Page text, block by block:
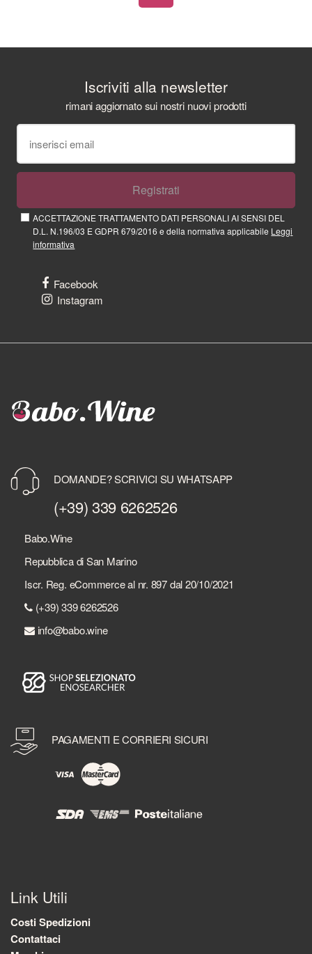
Iscriviti alla newsletter
rimani aggiornato sui nostri nuovi prodotti
Registrati
ACCETTAZIONE TRATTAMENTO DATI PERSONALI AI SENSI DEL
D.L. N.196/03 E GDPR 679/2016 e della normativa applicabile Leggi
informativa
Facebook
Instagram
DOMANDE? SCRIVICI SU WHATSAPP
(+39) 339 6262526
Babo.Wine
Repubblica di San Marino
Iscr. Reg. eCommerce al nr. 897 dal 20/10/2021
(+39) 339 6262526
info@babo.wine
PAGAMENTI E CORRIERI SICURI
Link Utili
Costi Spedizioni
Contattaci